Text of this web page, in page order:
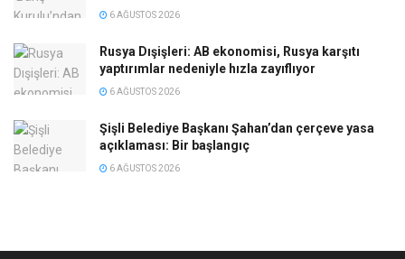
6 AĞUSTOS 2026
Rusya Dışişleri: AB ekonomisi, Rusya karşıtı
yaptırımlar nedeniyle hızla zayıflıyor
6 AĞUSTOS 2026
Şişli Belediye Başkanı Şahan’dan çerçeve yasa
açıklaması: Bir başlangıç
6 AĞUSTOS 2026